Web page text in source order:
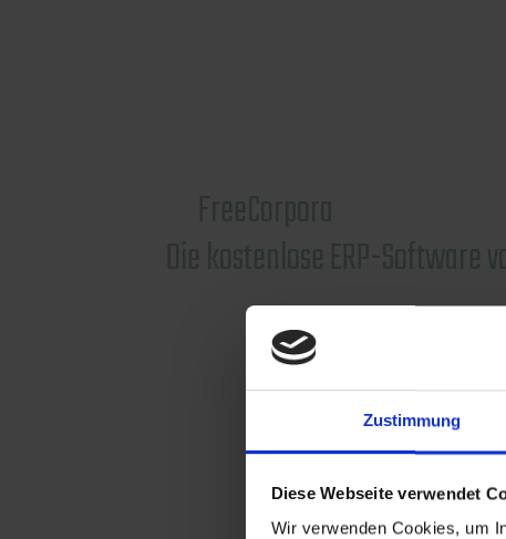
Zustimmung
Diese Webseite verwendet
Wir verwenden Cookies, um